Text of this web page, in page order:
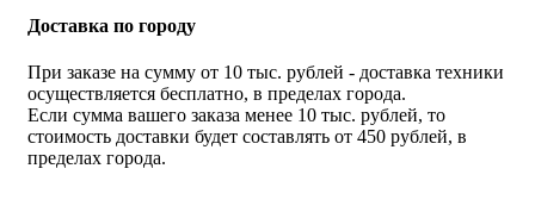
Доставка по городу
При заказе на сумму от 10 тыс. рублей - доставка техники
осуществляется бесплатно, в пределах города.
Если сумма вашего заказа менее 10 тыс. рублей, то
стоимость доставки будет составлять от 450 рублей, в
пределах города.